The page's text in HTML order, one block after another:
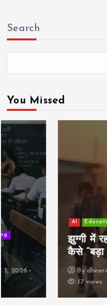
Search
You Missed
Education Lifestyle
झुग्गी में रहने वाला
कैसे “बड़ा आदमी” बन
By
17 views